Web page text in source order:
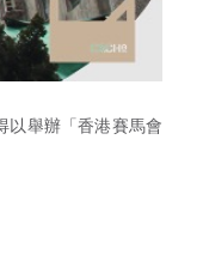
以舉辦「香港賽馬會